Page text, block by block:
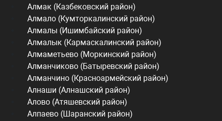
Алмак (Казбековский район)
Алмало (Кумторкалинский район)
Алмалы (Ишимбайский район)
Алмалык (Кармаскалинский район)
Алмаметьево (Моркинский район)
Алманчиково (Батыревский район)
Алманчино (Красноармейский район)
Алнаши (Алнашский район)
Алово (Атяшевский район)
Алпаево (Шаранский район)